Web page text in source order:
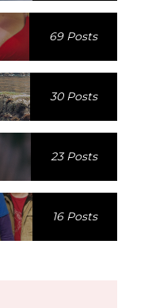
69 Posts
30 Posts
23 Posts
16 Posts